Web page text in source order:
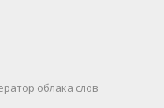
облака слов